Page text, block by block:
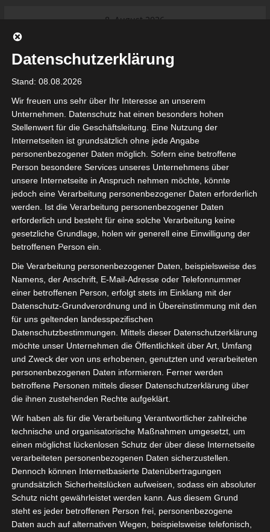
8. August 2026
beginnt am 22. und 23. August
2026 (Update)
Meisterschaft an
Ligue 1 Pro: Spielplan der ersten 15
Spieltage der Saison 2026/2027
Ligue 2 Pro Tunesien 2026/2027 –
Saison beginnt am am 19./20.
September 2026
Internationaler Sportgerichtshof
lehnt Eilverfahren ab – AS Soliman
steuert auf die Ligue 2 zu
tunesienfussball.de
Tunesien Ligafußball
von Google Adsense (Google Ireland Limited, Gordon House, Barrow
Ireland) benötigen wir laut DSGVO Ihre Zustimmung. Es werden seitens
Daten erhoben, verarbeitet und gespeichert. Welche Daten genau
bitte den Datenschutzbedingungen.
Google Adsenseist deaktiviert. ✓ Erlauben Datenschutzbedingungen
Sie befinden sich hier:Startseite»Spieler»Assil Jaziri
Assil Jaziri
Voller Name Assil Jaziri
Position Offensivspieler
Étoile Sportive du
Sahel Sousse (ESS)
Nationalität
Geburtsort
Msaken
Datenschutzerklärung
Stand: 08.08.2026
Wir freuen uns sehr über Ihr Interesse an unserem
Unternehmen. Datenschutz hat einen besonders hohen
Stellenwert für die Geschäftsleitung. Eine Nutzung der
Internetseiten ist grundsätzlich ohne jede Angabe
personenbezogener Daten möglich. Sofern eine betroffene
Person besondere Services unseres Unternehmens über
unsere Internetseite in Anspruch nehmen möchte, könnte
jedoch eine Verarbeitung personenbezogener Daten erforderlich
werden. Ist die Verarbeitung personenbezogener Daten
erforderlich und besteht für eine solche Verarbeitung keine
gesetzliche Grundlage, holen wir generell eine Einwilligung der
betroffenen Person ein.
Die Verarbeitung personenbezogener Daten, beispielsweise des
Namens, der Anschrift, E-Mail-Adresse oder Telefonnummer
einer betroffenen Person, erfolgt stets im Einklang mit der
Datenschutz-Grundverordnung und in Übereinstimmung mit den
für uns geltenden landesspezifischen
Datenschutzbestimmungen. Mittels dieser Datenschutzerklärung
möchte unser Unternehmen die Öffentlichkeit über Art, Umfang
und Zweck der von uns erhobenen, genutzten und verarbeiteten
personenbezogenen Daten informieren. Ferner werden
betroffene Personen mittels dieser Datenschutzerklärung über
die ihnen zustehenden Rechte aufgeklärt.
Wir haben als für die Verarbeitung Verantwortlicher zahlreiche
technische und organisatorische Maßnahmen umgesetzt, um
einen möglichst lückenlosen Schutz der über diese Internetseite
verarbeiteten personenbezogenen Daten sicherzustellen.
Dennoch können Internetbasierte Datenübertragungen
grundsätzlich Sicherheitslücken aufweisen, sodass ein absoluter
Schutz nicht gewährleistet werden kann. Aus diesem Grund
steht es jeder betroffenen Person frei, personenbezogene
Daten auch auf alternativen Wegen, beispielsweise telefonisch,